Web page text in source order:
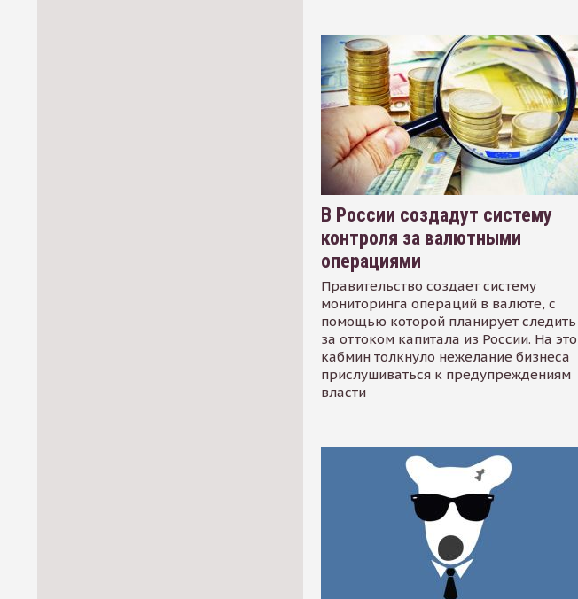
В России создадут систему
контроля за валютными
операциями
Правительство создает систему
мониторинга операций в валюте, с
помощью которой планирует следить
за оттоком капитала из России. На это
кабмин толкнуло нежелание бизнеса
прислушиваться к предупреждениям
власти